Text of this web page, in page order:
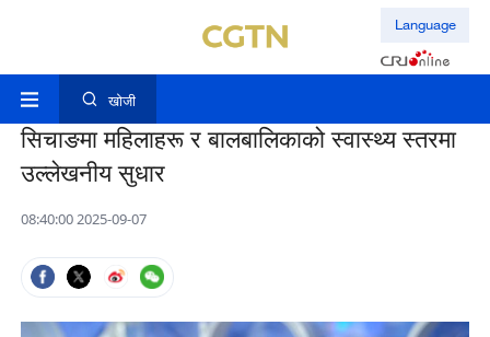
Language
खोजी
सिचाङमा महिलाहरू र बालबालिकाको स्वास्थ्य स्तरमा
उल्लेखनीय सुधार
08:40:00 2025-09-07